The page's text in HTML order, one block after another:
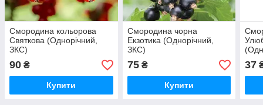
Смородина кольорова
Святкова (Однорічний,
ЗКС)
90 ₴
Купити
Смородина чорна
Екзотика (Однорічний,
ЗКС)
75₴
Купити
37